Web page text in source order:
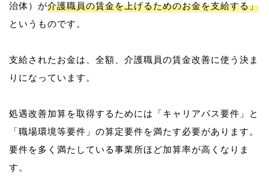
治体）が介護職員の賃金を上げるためのお金を支給する」
というものです。
支給されたお金は、全額、介護職員の賃金改善に使う決ま
りになっています。
処遇改善加算を取得するためには「キャリアパス要件」と
「職場環境等要件」の算定要件を満たす必要があります。
要件を多く満たしている事業所ほど加算率が高くなりま
す。